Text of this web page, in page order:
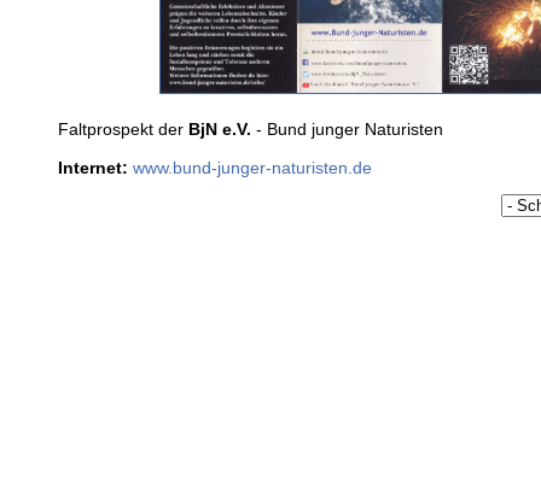
Faltprospekt der BjN e.V. - Bund junger Naturisten
Internet: www.bund-junger-naturisten.de